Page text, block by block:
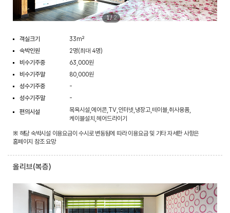
1/2
객실크기
33m²
숙박인원
2명(최대 4명)
비수기주중
63,000원
비수기주말
80,000원
성수기주중
-
성수기주말
-
편의시설
목욕시설,에어콘,TV,인터넷,냉장고,테이블,취사용품,
케이블설치,헤어드라이기
※ 해당 숙박시설 이용요금이 수시로 변동됨에 따라 이용요금 및 기타 자세한 사항은
홈페이지 참조 요망
올리브(복층)